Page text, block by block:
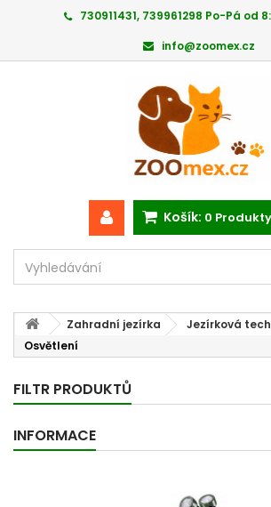
730911431, 739961298 Po-Pá od
info@zoomex.cz
Košík: 0 Produkty
Zahradní jezírka
Jezírková
Osvětlení
FILTR PRODUKTŮ
INFORMACE